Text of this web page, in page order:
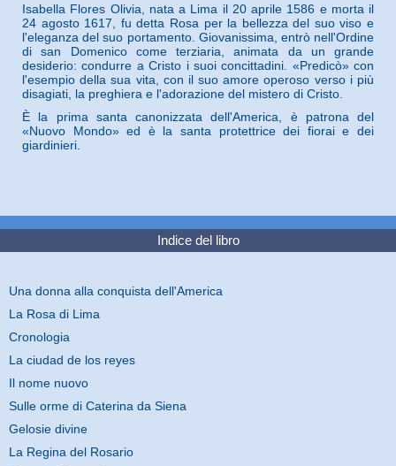
Isabella Flores Olivia, nata a Lima il 20 aprile 1586 e morta il
24 agosto 1617, fu detta Rosa per la bellezza del suo viso e
l'eleganza del suo portamento. Giovanissima, entrò nell'Ordine
di san Domenico come terziaria, animata da un grande
desiderio: condurre a Cristo i suoi concittadini. «Predicò» con
l'esempio della sua vita, con il suo amore operoso verso i più
disagiati, la preghiera e l'adorazione del mistero di Cristo.
È la prima santa canonizzata dell'America, è patrona del
«Nuovo Mondo» ed è la santa protettrice dei fiorai e dei
giardinieri.
Indice del libro
Una donna alla conquista dell'America
La Rosa di Lima
Cronologia
La ciudad de los reyes
Il nome nuovo
Sulle orme di Caterina da Siena
Gelosie divine
La Regina del Rosario